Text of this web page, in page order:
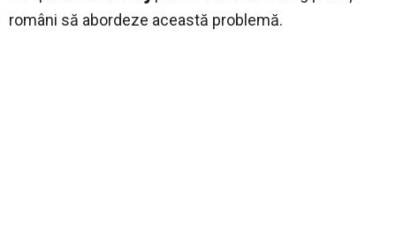
români să abordeze această problemă.